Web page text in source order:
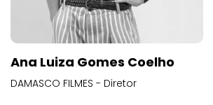
Ana Luiza Gomes Coelho
DAMASCO FILMES - Diretor